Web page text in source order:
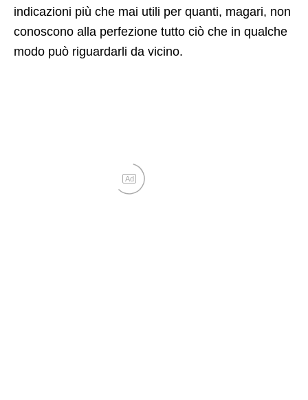
indicazioni più che mai utili per quanti, magari, non
conoscono alla perfezione tutto ciò che in qualche
modo può riguardarli da vicino.
Ad